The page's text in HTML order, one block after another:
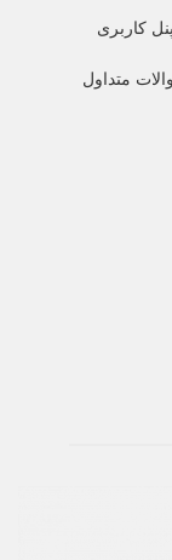
پنل کاربری
متداول